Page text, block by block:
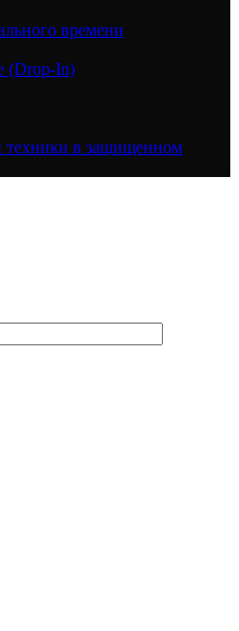
времени
(Drop-In)
техники в защищенном